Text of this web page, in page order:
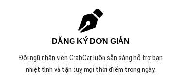
ĐĂNG KÝ ĐƠN GIẢN
Đội ngũ nhân viên GrabCar luôn sẵn sàng hỗ trợ bạn
nhiệt tình và tận tuỵ mọi thời điểm trong ngày.